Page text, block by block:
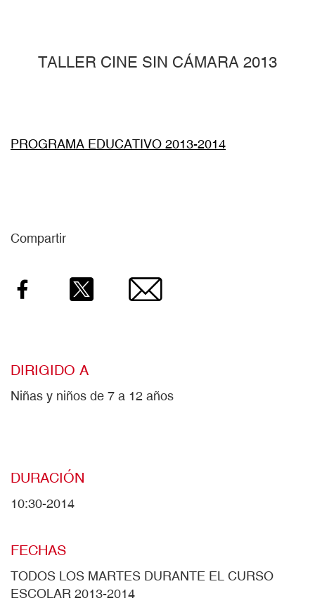
TALLER CINE SIN CÁMARA 2013
PROGRAMA EDUCATIVO 2013-2014
Compartir
Facebook Twitter Email
DIRIGIDO A
Niñas y niños de 7 a 12 años
DURACIÓN
10:30-2014
FECHAS
TODOS LOS MARTES DURANTE EL CURSO
ESCOLAR 2013-2014